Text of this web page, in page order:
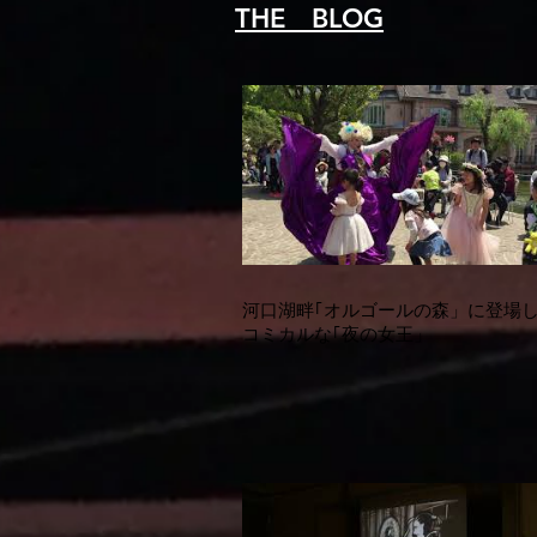
河口湖畔｢オルゴールの森」に登場
コミカルな｢夜の女王」
THE BLOG